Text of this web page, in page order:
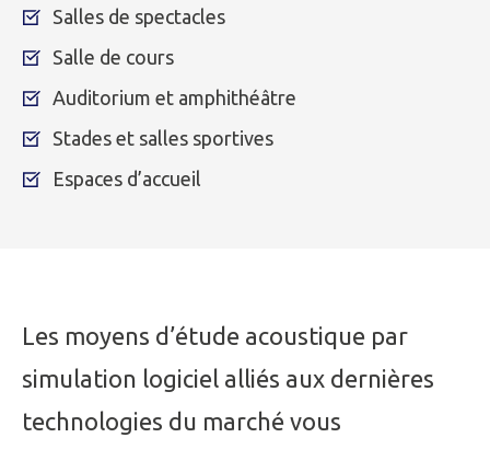
Salles de spectacles
Salle de cours
Auditorium et amphithéâtre
Stades et salles sportives
Espaces d’accueil
Les moyens d’étude acoustique par
simulation logiciel alliés aux dernières
technologies du marché vous